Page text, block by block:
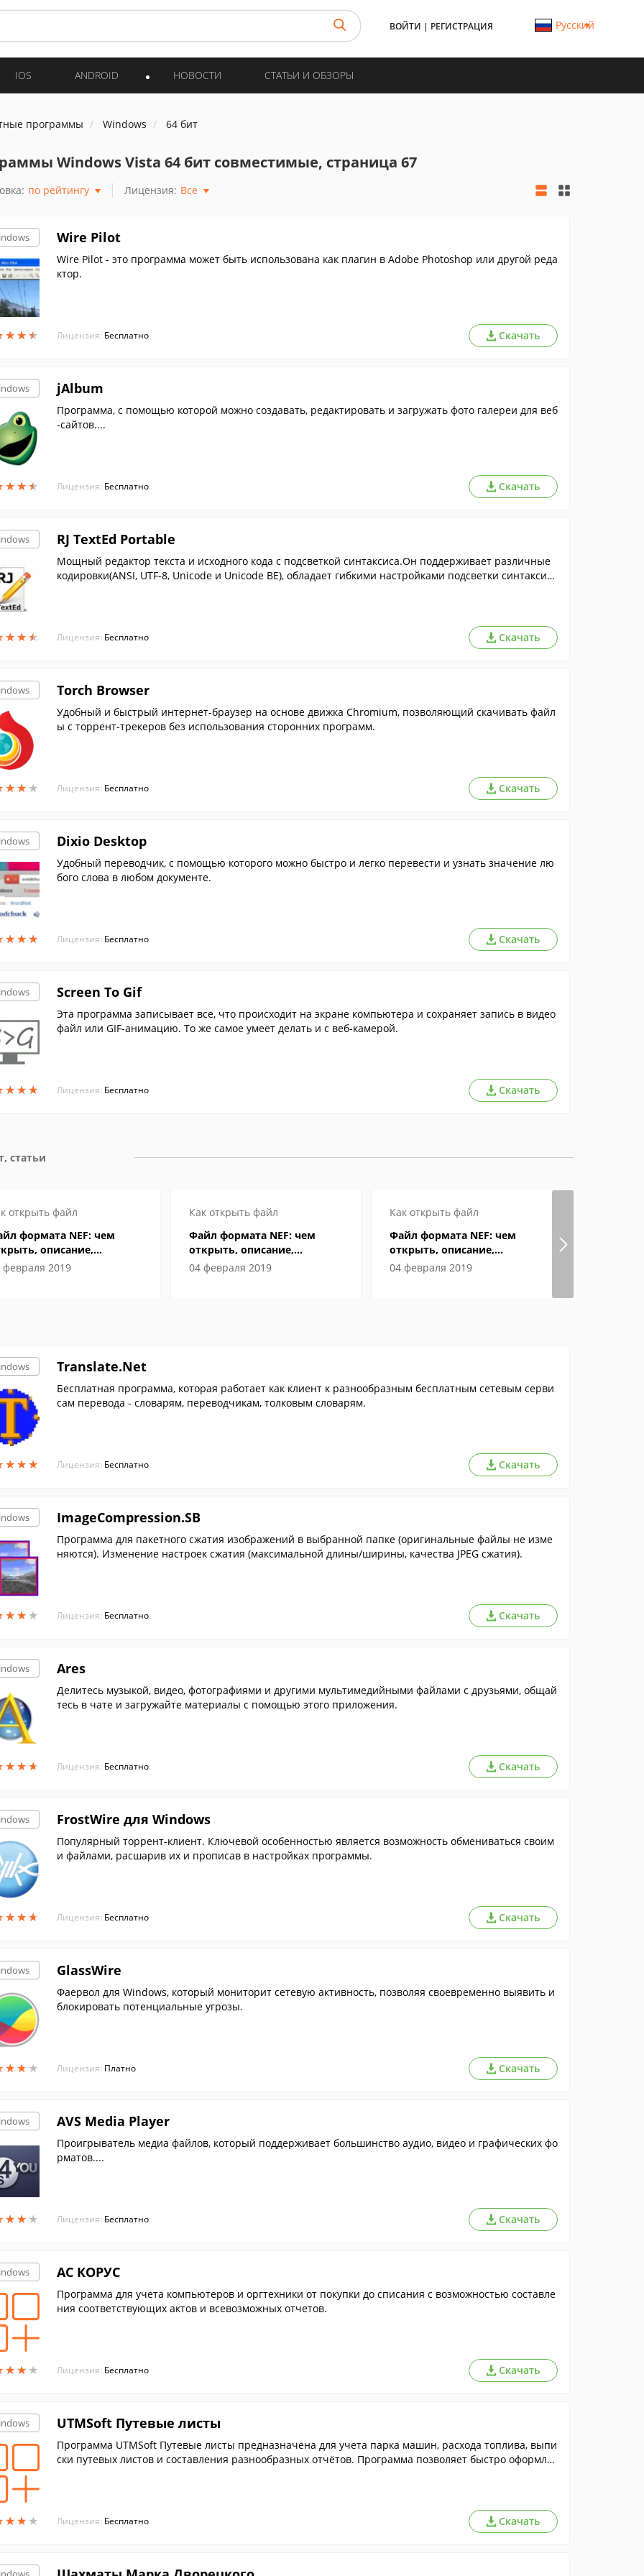
ВОЙТИ | РЕГИСТРАЦИЯ Русский
IOS ANDROID НОВОСТИ СТАТЬИ И ОБЗОРЫ
программы Windows 64 бит
Windows Vista 64 бит совместимые, страница 67
по рейтингу Лицензия: Все
★★★
★★★
Wire Pilot
Wire Pilot - это программа может быть использована как плагин в Adobe Photoshop или другой реда
ктор.
Лицензия: Бесплатно Скачать
★★★
★★★
jAlbum
Программа, с помощью которой можно создавать, редактировать и загружать фото галереи для веб
-сайтов....
Лицензия: Бесплатно Скачать
★★★
★★★
RJ TextEd Portable
Мощный редактор текста и исходного кода с подсветкой синтаксиса.Он поддерживает различные
кодировки(ANSI, UTF-8, Unicode и Unicode BE), обладает гибкими настройками подсветки синтаксиса
Лицензия: Бесплатно Скачать
★★ ★
★★ ★
Torch Browser
Удобный и быстрый интернет-браузер на основе движка Chromium, позволяющий скачивать файл
ы с торрент-трекеров без использования сторонних программ.
Лицензия: Бесплатно Скачать
★★★
★★★
Dixio Desktop
Удобный переводчик, с помощью которого можно быстро и легко перевести и узнать значение лю
бого слова в любом документе.
Лицензия: Бесплатно Скачать
★★★
★★★
Screen To Gif
Эта программа записывает все, что происходит на экране компьютера и сохраняет запись в видео
файл или GIF-анимацию. То же самое умеет делать и с веб-камерой.
Лицензия: Бесплатно Скачать
статьи
открыть файл
формата NEF: чем
описание,
февраля 2019
Как открыть файл
Файл формата NEF: чем
открыть, описание,
особенности
04 февраля 2019
Как открыть файл
Файл формата NEF: чем
открыть, описание,
особенности
04 февраля 2019
★★★
★★★
Translate.Net
Бесплатная программа, которая работает как клиент к разнообразным бесплатным сетевым серви
сам перевода - словарям, переводчикам, толковым словарям.
Лицензия: Бесплатно Скачать
★★ ★
★★ ★
ImageCompression.SB
Программа для пакетного сжатия изображений в выбранной папке (оригинальные файлы не изме
няются). Изменение настроек сжатия (максимальной длины/ширины, качества JPEG сжатия).
Лицензия: Бесплатно Скачать
★★★
★★★
Ares
Делитесь музыкой, видео, фотографиями и другими мультимедийными файлами с друзьями, общай
тесь в чате и загружайте материалы с помощью этого приложения.
Лицензия: Бесплатно Скачать
★★★
★★★
FrostWire для Windows
Популярный торрент-клиент. Ключевой особенностью является возможность обмениваться своим
и файлами, расшарив их и прописав в настройках программы.
Лицензия: Бесплатно Скачать
★★ ★
★★ ★
GlassWire
Фаервол для Windows, который мониторит сетевую активность, позволяя своевременно выявить и
блокировать потенциальные угрозы.
Лицензия: Платно Скачать
★★★
★★★
AVS Media Player
Проигрыватель медиа файлов, который поддерживает большинство аудио, видео и графических фо
рматов....
Лицензия: Бесплатно Скачать
★★ ★
★★ ★
АС КОРУС
Программа для учета компьютеров и оргтехники от покупки до списания с возможностью составле
ния соответствующих актов и всевозможных отчетов.
Лицензия: Бесплатно Скачать
★★ ★
★★ ★
UTMSoft Путевые листы
Программа UTMSoft Путевые листы предназначена для учета парка машин, расхода топлива, выпи
ски путевых листов и составления разнообразных отчётов. Программа позволяет быстро оформлят
Лицензия: Бесплатно Скачать